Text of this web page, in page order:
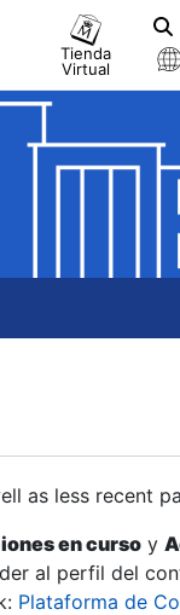
Tienda
Virtual
as less recent
en curso y
al perfil del
Plataforma de